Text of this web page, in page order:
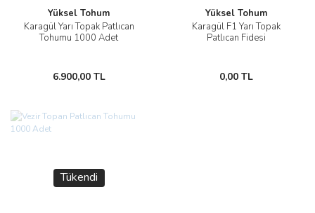
Yüksel Tohum
Karagül Yarı Topak Patlıcan
Tohumu 1000 Adet
6.900,00 TL
Yüksel Tohum
Karagül F1 Yarı Topak
Patlıcan Fidesi
0,00 TL
Tükendi